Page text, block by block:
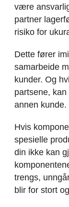
være
partner
risiko for
Dette fører
samarbeide
kunder. Og
partsene,
annen kunde.
Hvis
spesielle
din ikke kan
trengs,
blir for stort